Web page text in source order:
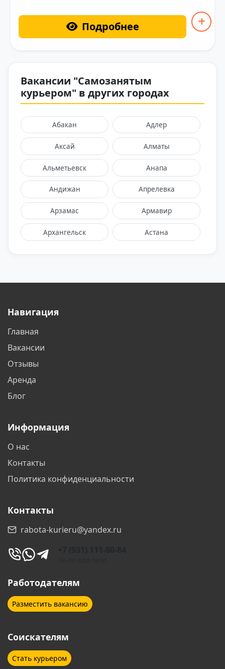
Подробнее
Вакансии "Самозанятым
курьером" в других городах
Абакан Адлер
Аксай Алматы
Альметьевск Анапа
Андижан Апрелевка
Арзамас Армавир
Архангельск Астана
Белореченск
Владикавказ
Выборг
Геленджик
Дзержинский
Дубна
Ессентуки
Жуковский
Навигация
Главная
Вакансии
Отзывы
Аренда
Блог
Информация
О нас
Контакты
Политика конфиденциальности
Контакты
rabota-kurieru@yandex.ru
Работодателям
Разместить вакансию
Соискателям
Стать курьером